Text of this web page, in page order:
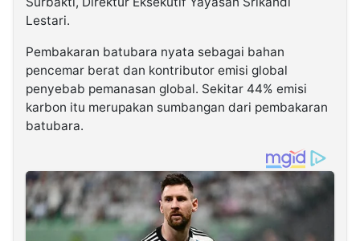
Lestari.
Pembakaran batubara nyata sebagai bahan
pencemar berat dan kontributor emisi global
penyebab pemanasan global. Sekitar 44% emisi
karbon itu merupakan sumbangan dari pembakaran
batubara.